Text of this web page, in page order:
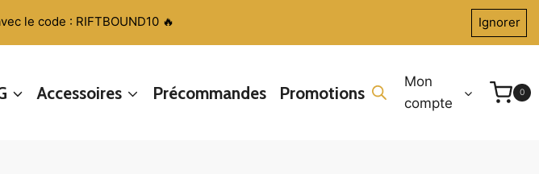
le code : RIFTBOUND10 🔥 Ignorer
Accessoires Précommandes Promotions
Mon
compte
0